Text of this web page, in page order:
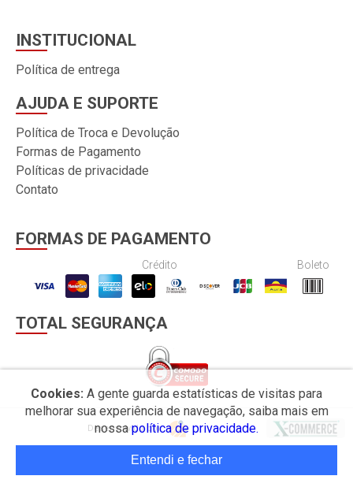
INSTITUCIONAL
Política de entrega
AJUDA E SUPORTE
Política de Troca e Devolução
Formas de Pagamento
Políticas de privacidade
Contato
FORMAS DE PAGAMENTO
Crédito Boleto
TOTAL SEGURANÇA
Cookies: A gente guarda estatísticas de visitas para
melhorar sua experiência de navegação, saiba mais em
nossapolítica de privacidade.
Entendi e fechar
Desenvolvido por